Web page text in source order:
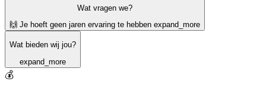
Wat vragen we?
🙌 Je hoeft geen jaren ervaring te hebben expand_more
Wat bieden wij jou?
expand_more
💰